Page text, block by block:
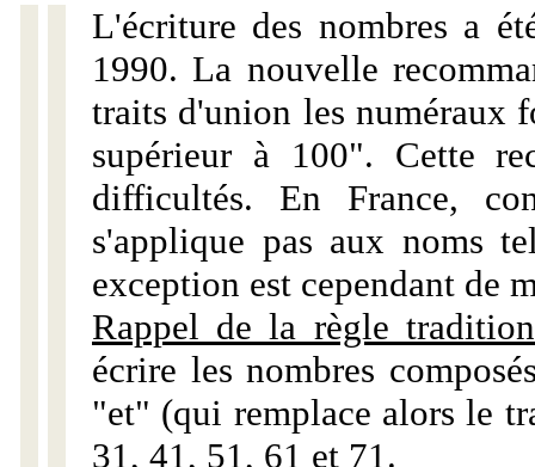
L'écriture des nombres a
1990. La nouvelle
traits d'union les numéraux
supérieur à 100". Cette
difficultés. En France,
s'applique pas aux noms
exception est cependant de
Rappel de la règle
écrire les nombres
"et" (qui remplace alors le
31, 41, 51, 61 et 71.